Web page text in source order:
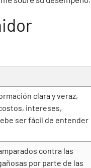
clara y veraz,
intereses,
ser fácil de entender
contra las
por parte de las